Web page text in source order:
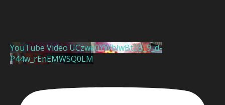
YouTube Video UCzwe0YWblwBt2B_9_d-
P44w_rEnEMWSQ0LM